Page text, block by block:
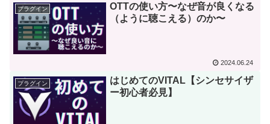
プラグイン
OTTの使い方〜なぜ音が良くなる
（ように聴こえる）のか〜
2024.06.24
プラグイン
はじめてのVITAL【シンセサイザ
ー初心者必見】